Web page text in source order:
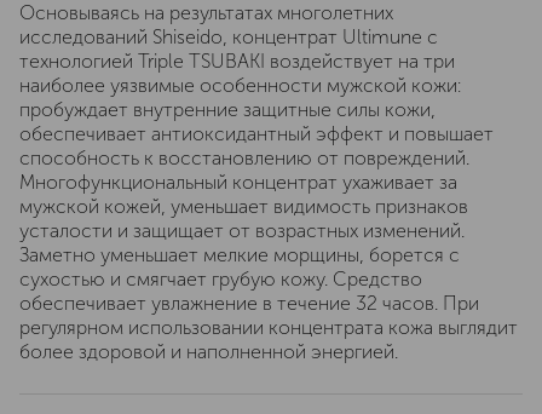
Основываясь на результатах многолетних
исследований Shiseido, концентрат Ultimune с
технологией Triple TSUBAKI воздействует на три
наиболее уязвимые особенности мужской кожи:
пробуждает внутренние защитные силы кожи,
обеспечивает антиоксидантный эффект и повышает
способность к восстановлению от повреждений.
Многофункциональный концентрат ухаживает за
мужской кожей, уменьшает видимость признаков
усталости и защищает от возрастных изменений.
Заметно уменьшает мелкие морщины, борется с
сухостью и смягчает грубую кожу. Средство
обеспечивает увлажнение в течение 32 часов. При
регулярном использовании концентрата кожа выглядит
более здоровой и наполненной энергией.